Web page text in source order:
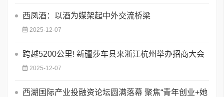
西凤酒：以酒为媒架起中外交流桥梁
2025-12-07
跨越5200公里! 新疆莎车县来浙江杭州举办招商大会
2025-12-07
西湖国际产业投融资论坛圆满落幕 聚焦“青年创业+她